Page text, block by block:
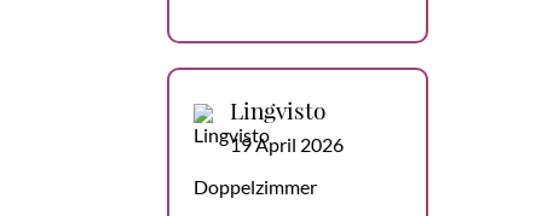
Lingvisto
19 April 2026
Doppelzimmer